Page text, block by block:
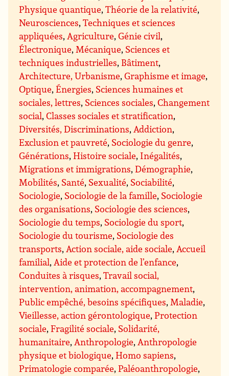
Physique quantique,Théorie de la relativité,
Neurosciences,Techniques et sciences
appliquées, Agriculture,Génie civil,
Électronique, Mécanique, Sciences et
techniques industrielles, Bâtiment,
Architecture, Urbanisme,Graphisme et image,
Optique,Énergies, Sciences humaines et
sociales, lettres, Sciences sociales,Changement
social,Classes sociales et stratification,
Diversités, Discriminations, Addiction,
Exclusion et pauvreté, Sociologie du genre,
Générations,Histoire sociale, Inégalités,
Migrations et immigrations,Démographie,
Mobilités, Santé, Sexualité, Sociabilité,
Sociologie, Sociologie de la famille, Sociologie
des organisations, Sociologie des sciences,
Sociologie du temps, Sociologie du sport,
Sociologie du tourisme, Sociologie des
transports, Action sociale, aide sociale, Accueil
familial, Aide et protection de l’enfance,
Conduites à risques,Travail social,
intervention, animation, accompagnement,
Public empêché, besoins spécifiques, Maladie,
Vieillesse, action gérontologique,Protection
sociale,Fragilité sociale, Solidarité,
humanitaire, Anthropologie, Anthropologie
physique et biologique,Homo sapiens,
Primatologie comparée,Paléoanthropologie,